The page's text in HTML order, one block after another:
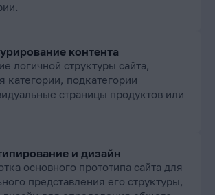
контента
логичной структуры сайта,
категории, подкатегории
страницы продуктов или
и дизайн
основного прототипа сайта для
представления его структуры,